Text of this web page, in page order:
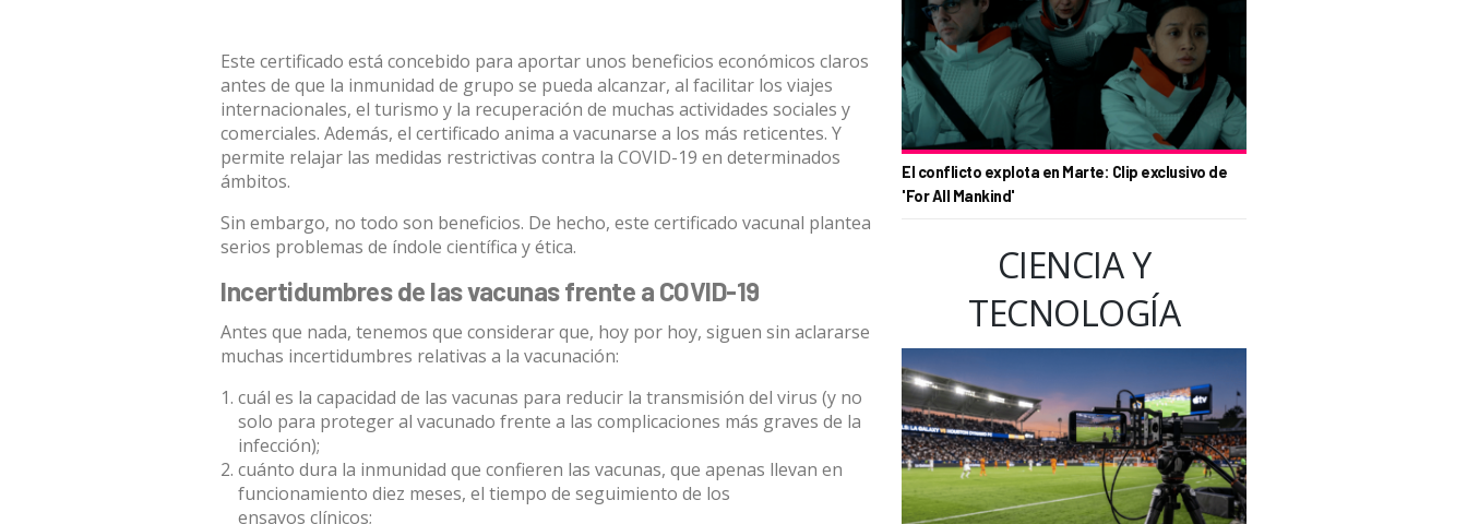
Este certificado está concebido para aportar unos beneficios económicos claros
antes de que la inmunidad de grupo se pueda alcanzar, al facilitar los viajes
internacionales, el turismo y la recuperación de muchas actividades sociales y
comerciales. Además, el certificado anima a vacunarse a los más reticentes. Y
permite relajar las medidas restrictivas contra la COVID-19 en determinados
ámbitos.
Sin embargo, no todo son beneficios. De hecho, este certificado vacunal plantea
serios problemas de índole científica y ética.
Incertidumbres de las vacunas frente a COVID-19
Antes que nada, tenemos que considerar que, hoy por hoy, siguen sin aclararse
muchas incertidumbres relativas a la vacunación:
cuál es la capacidad de las vacunas para reducir la transmisión del virus (y no
solo para proteger al vacunado frente a las complicaciones más graves de la
infección);
cuánto dura la inmunidad que confieren las vacunas, que apenas llevan en
funcionamiento diez meses, el tiempo de seguimiento de los
ensayos clínicos;
El conflicto explota en Marte: Clip exclusivo de
'For All Mankind'
CIENCIA Y
TECNOLOGÍA